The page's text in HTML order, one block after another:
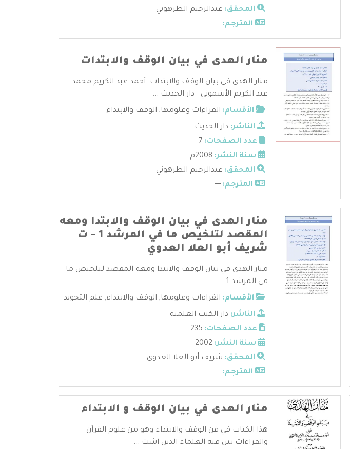
المحقق: عبدالرحيم الطرهوني
المترجم: ---
منار الهدى في بيان الوقف والابتدات
منار الهدى في بيان الوقف والابتدات -أحمد عبد الكريم محمد
عبد الكريم الأشموني - دار الحديث ...
الأقسام: القراءات وعلومها, الوقف والابتداء
الناشر: دار الحديث
عدد الصفحات:
سنة النشر:
المحقق: عبدالرحيم الطرهوني
المترجم: ---
منار الهدى في بيان الوقف والابتدا ومعه
المقصد لتلخيص ما في المرشد 1 – ت
شريف أبو العلا العدوي
منار الهدى في بيان الوقف والابتدا ومعه المقصد لتلخيص ما
في المرشد 1 ...
الأقسام: القراءات وعلومها, الوقف والابتداء, علم التجويد
الناشر: دار الكتب العلمية
عدد الصفحات:
سنة النشر:
المحقق: شريف أبو العلا العدوي
المترجم: ---
منار الهدى في بيان الوقف و الابتداء
هذا الكتاب في فن الوقف والابتداء وهو من علوم القرآن
والقراءات بين فيه العلماء الذين اشت ...